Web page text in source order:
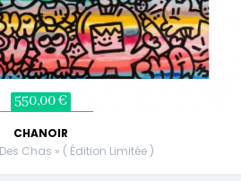
550,00 €
CHANOIR
Des Chas » ( Édition Limitée )